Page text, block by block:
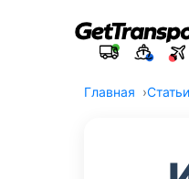
Главная Статьи